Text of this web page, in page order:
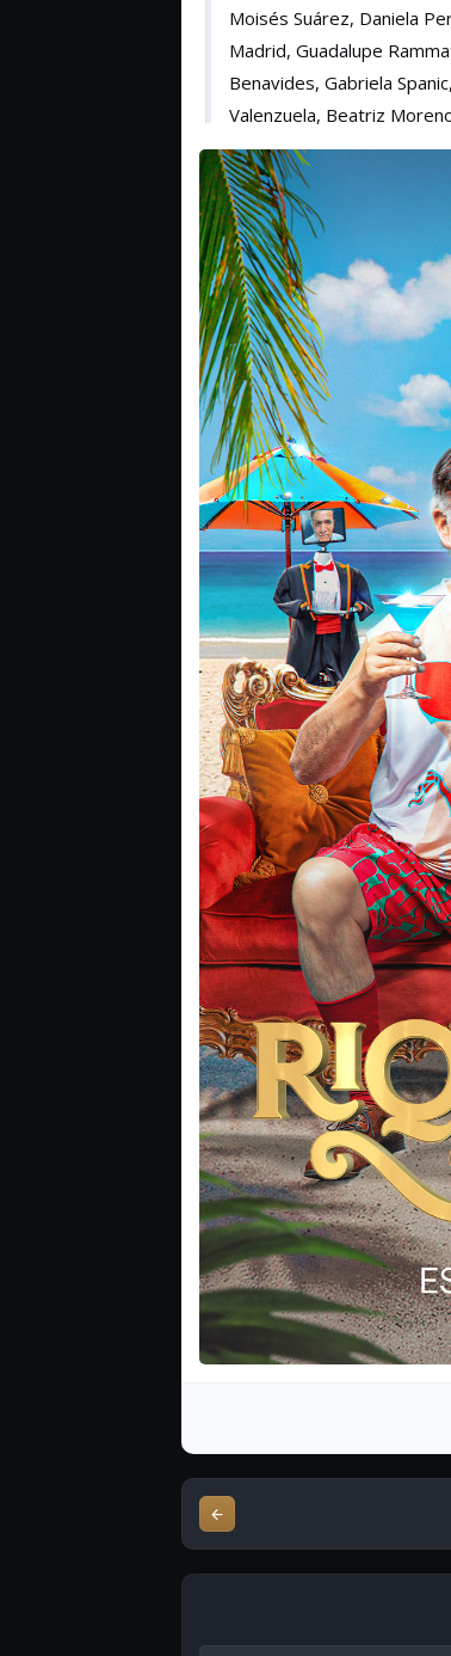
Moisés Suárez, Daniela
Madrid, Guadalupe
Benavides, Gabriela
Valenzuela, Beatriz